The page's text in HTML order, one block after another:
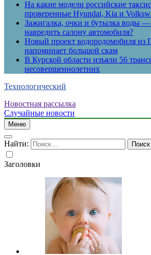
На какие модели российские
проверенные Hyundai, Kia и
Зажигалка, очки и бутылка воды —
навредить салону автомобиля?
Новый проект водородомобиля из
напоминает большой скам
В Курской области изъяли 56
несовершеннолетних
Технологический
Новостная рассылка
Случайные новости
Меню
Найти:
Заголовки